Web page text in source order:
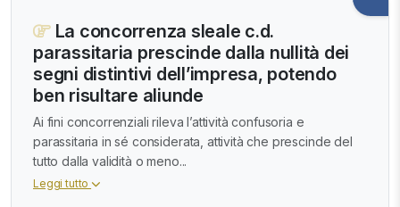
La concorrenza sleale c.d.
parassitaria prescinde dalla nullità dei
segni distintivi dell’impresa, potendo
ben risultare aliunde
Ai fini concorrenziali rileva l’attività confusoria e
parassitaria in sé considerata, attività che prescinde del
tutto dalla validità o meno...
Leggi tutto